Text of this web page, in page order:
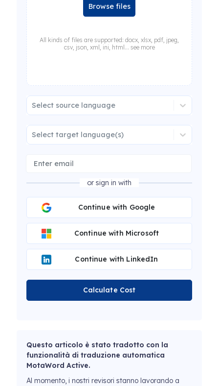
Browse files
All kinds of files are supported: docx, xlsx, pdf, jpeg,
csv, json, xml, ini, html... see more
Select source language
Select target language(s)
or sign in with
Continue with Google
Continue with Microsoft
Continue with LinkedIn
Calculate Cost
Questo articolo è stato tradotto con la
funzionalità di traduzione automatica
MotaWord Active.
Al momento, i nostri revisori stanno lavorando a